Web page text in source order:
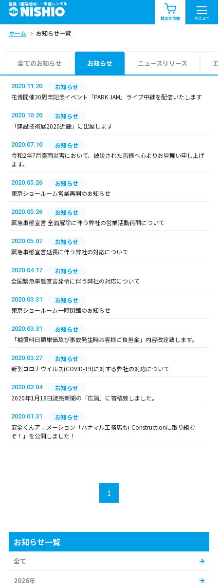
建機（建設機械）・重機レンタル
問合せ依頼 メニュー
商品一覧 お知らせ一覧
問合せ依頼リスト
エリア情報を見る
ホーム お知らせ一覧
全てのお知らせ お知らせ ニュースリリース
2020.11.20
お知らせ
花博開催30周年記念イベント「PARK JAM」ライブ中継を配信いたします
2020.10.20
お知らせ
「建設技術展2020近畿」に出展します
2020.07.10
お知らせ
令和2年7月豪雨災害において、被災された皆様へ心よりお見舞い申し上げ
ます。
2020.05.26
お知らせ
東京ショールーム営業再開のお知らせ
2020.05.26
お知らせ
緊急事態宣言 全面解除に伴う弊社の営業活動再開について
2020.05.07
お知らせ
緊急事態宣言延長に伴う弊社の対応について
2020.04.17
お知らせ
全国緊急事態宣言発令に伴う弊社の対応について
2020.03.31
お知らせ
東京ショールーム一時閉館のお知らせ
2020.03.31
お知らせ
「補償料日額単価及び事故発生時お客様ご負担金」内容改定致します。
2020.03.27
お知らせ
新型コロナウイルス(COVID-19)に対する弊社の対応について
2020.02.04
お知らせ
2020年1月18日読売新聞の「広論」に寄稿致しました。
2020.01.31
お知らせ
安全くんアニメーション「ハナマル工務店もi-Constructionに取り組む
ぞ！」を公開しました！
1
お知らせ一覧
全て
2026年